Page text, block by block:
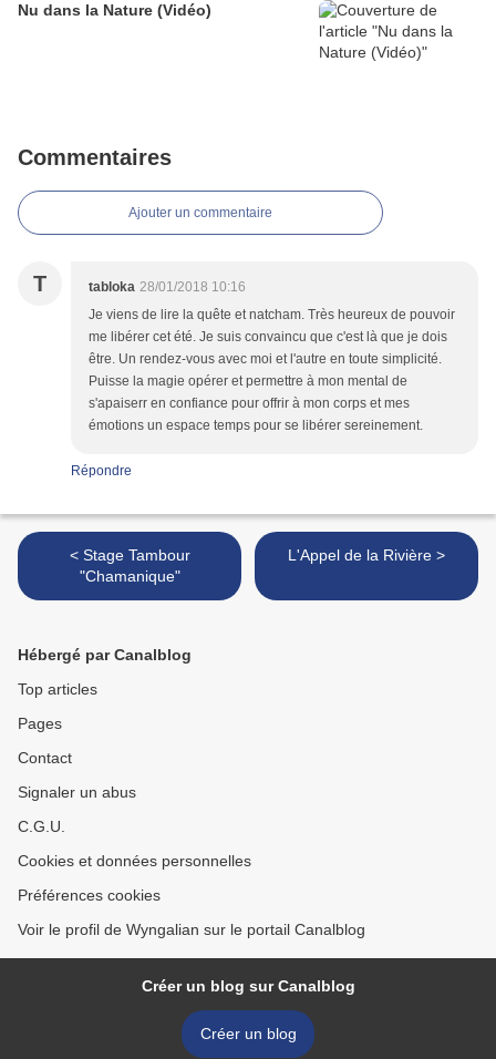
Nu dans la Nature (Vidéo)
Commentaires
Ajouter un commentaire
T tabloka 28/01/2018 10:16
Je viens de lire la quête et natcham. Très heureux de pouvoir
me libérer cet été. Je suis convaincu que c'est là que je dois
être. Un rendez-vous avec moi et l'autre en toute simplicité.
Puisse la magie opérer et permettre à mon mental de
s'apaiserr en confiance pour offrir à mon corps et mes
émotions un espace temps pour se libérer sereinement.
Répondre
< Stage Tambour
"Chamanique"
L'Appel de la Rivière >
Hébergé par Canalblog
Top articles
Pages
Contact
Signaler un abus
C.G.U.
Cookies et données personnelles
Préférences cookies
Voir le profil de Wyngalian sur le portail Canalblog
Créer un blog sur Canalblog
Créer un blog